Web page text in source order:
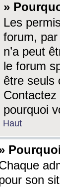
»
Les
forum, par
n’a peut
le forum
être seuls
Contactez
pourquoi
Haut
son